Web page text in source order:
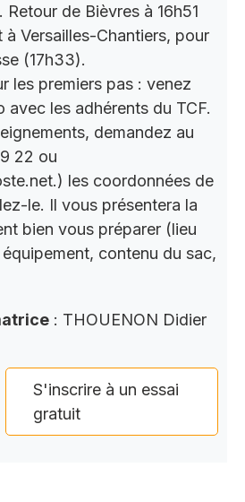
de Bièvres à 16h51
à Versailles-Chantiers, pour
(17h33).
les premiers pas : venez
avec les adhérents du TCF.
demandez au
22 ou
les coordonnées de
le. Il vous présentera la
bien vous préparer (lieu
contenu du sac,
: THOUENON Didier
S'inscrire à un essai
gratuit